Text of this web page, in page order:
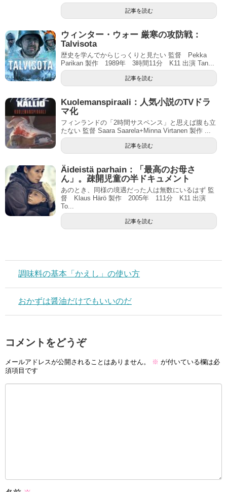
記事を読む
ウィンター・ウォー 厳寒の攻防戦：
Talvisota
歴史を学んでからじっくりと見たい 監督 Pekka
Parikan 製作 1989年 3時間11分 K11 出演 Tan...
記事を読む
Kuolemanspiraali：人気小説のTVドラ
マ化
フィンランドの「2時間サスペンス」と思えば腹も立
たない 監督 Saara Saarela+Minna Virtanen 製作 ...
記事を読む
Äideistä parhain：「最高のお母さ
ん」。疎開児童の半ドキュメント
あのとき、同様の境遇だった人は無数にいるはず 監
督 Klaus Härö 製作 2005年 111分 K11 出演
To...
記事を読む
調味料の基本「かえし」の使い方
おかずは醤油だけでもいいのだ
コメントをどうぞ
メールアドレスが公開されることはありません。 ※ が付いている欄は必
須項目です